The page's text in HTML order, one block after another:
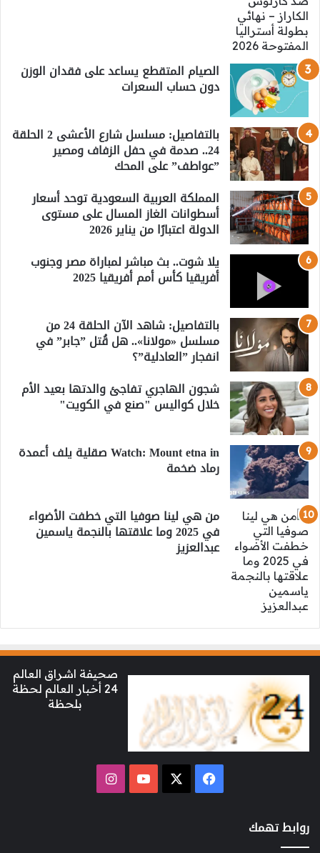
الصيام المتقطع يساعد على فقدان الوزن
دون حساب السعرات
بالتفاصيل: مسلسل شارع الأعشى 2 الحلقة
24.. صدمة في حفل الزفاف ومصير
”عواطف” على المحك
المملكة العربية السعودية توحد أسعار
أسطوانات الغاز المسال على مستوى
الدولة اعتبارًا من يناير 2026
يلا شوت.. بث مباشر لمباراة مصر وجنوب
أفريقيا كأس أمم أفريقيا 2025
بالتفاصيل: شاهد الآن الحلقة 24 من
مسلسل «مولانا».. هل قُتل ”جابر” في
انفجار ”العادلية”؟
شجون الهاجري تفاجئ والدتها بعيد الأم
خلال كواليس "صنع في الكويت"
Watch: Mount etna in صقلية يلف أعمدة
رماد ضخمة
من هي لينا صوفيا التي خطفت الأضواء
في 2025 وما علاقتها بالنجمة ياسمين
عبدالعزيز
صحيفة اشراق العالم
24 أخبار العالم لحظة
بلحظة
فيسبوك ‫YouTubeانستقرام
روابط تهمك